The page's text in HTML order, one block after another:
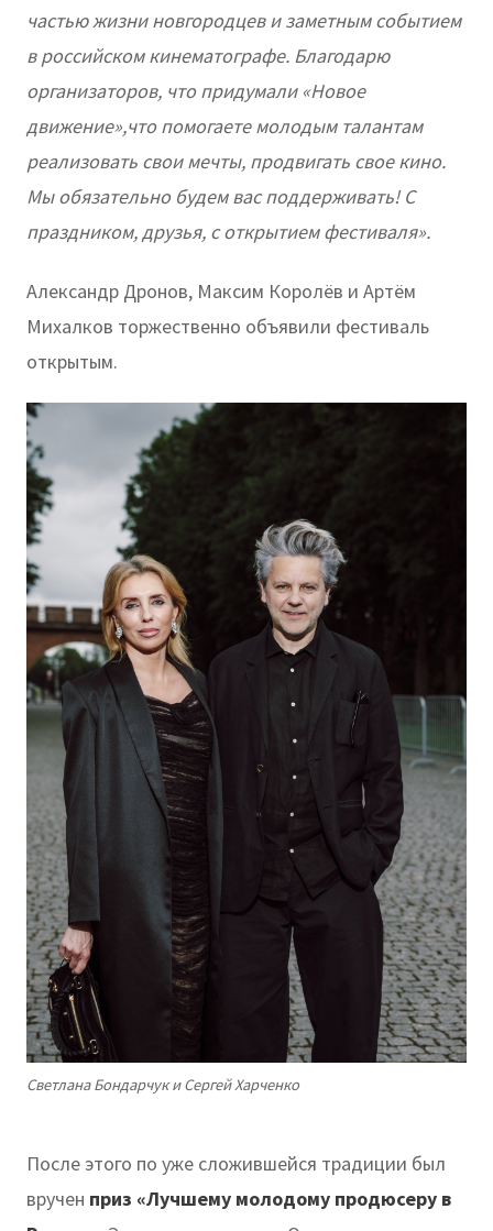
частью жизни новгородцев и заметным событием
в российском кинематографе. Благодарю
организаторов, что придумали «Новое
движение»,что помогаете молодым талантам
реализовать свои мечты, продвигать свое кино.
Мы обязательно будем вас поддерживать! С
праздником, друзья, с открытием фестиваля».
Александр Дронов, Максим Королёв и Артём
Михалков торжественно объявили фестиваль
открытым.
Светлана Бондарчук и Сергей Харченко
После этого по уже сложившейся традиции был
вручен приз «Лучшему молодому продюсеру в